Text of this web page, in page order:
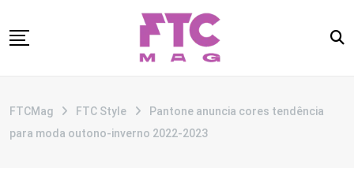
to
CATEGORIAS
FTCMag FTC Style
Pantone anuncia cores tendência
para moda outono-inverno 2022-2023